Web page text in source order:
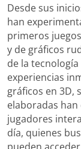
Desde sus
han
primeros
y de gráficos
de la
experiencias
gráficos en 3D,
elaboradas
jugadores
día, quienes